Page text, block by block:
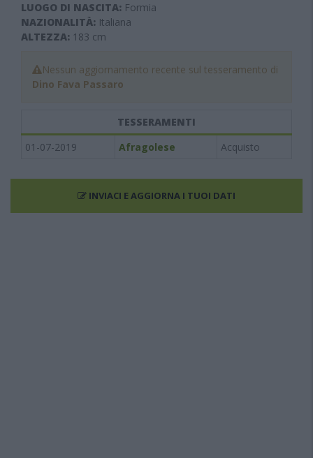
LUOGO DI NASCITA: Formia
NAZIONALITÀ: Italiana
ALTEZZA: 183 cm
Nessun aggiornamento recente sul tesseramento di
Dino Fava Passaro
TESSERAMENTI
01-07-2019
Afragolese Acquisto
INVIACI E AGGIORNA I TUOI DATI